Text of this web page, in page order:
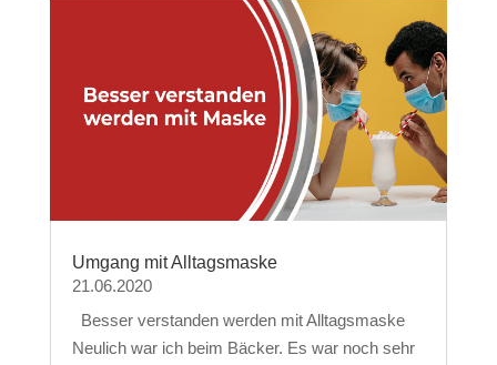
Umgang mit Alltagsmaske
21.06.2020
Besser verstanden werden mit Alltagsmaske
Neulich war ich beim Bäcker. Es war noch sehr